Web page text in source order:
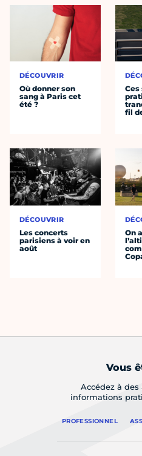
DÉCOUVRIR
Où donner son
sang à Paris cet
été ?
DÉCOUVRIR
Les concerts
parisiens à voir en
août
Ces
fil
On
Vous
Accédez à
informations
PROFESSIONNEL